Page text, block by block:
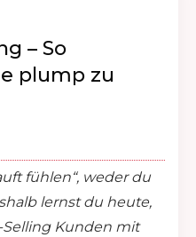
– So
plump zu
fühlen“, weder du
lernst du heute,
Kunden mit